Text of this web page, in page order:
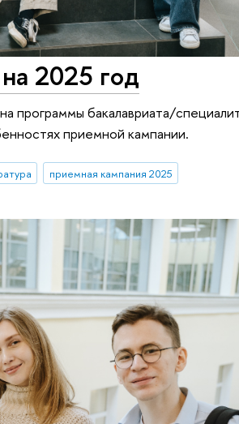
2025 год
программы бакалавриата/
приемной кампании.
приемная кампания 2025